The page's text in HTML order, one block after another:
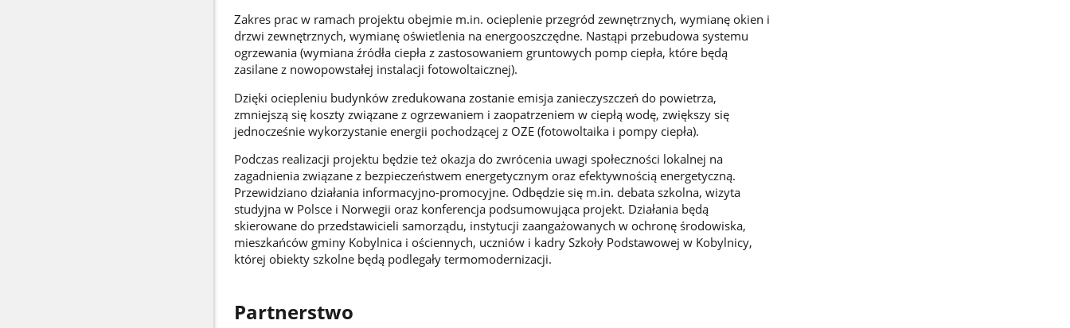
Zakres prac w ramach projektu obejmie m.in. ocieplenie przegród zewnętrznych, wymianę okien i
drzwi zewnętrznych, wymianę oświetlenia na energooszczędne. Nastąpi przebudowa systemu
ogrzewania (wymiana źródła ciepła z zastosowaniem gruntowych pomp ciepła, które będą
zasilane z nowopowstałej instalacji fotowoltaicznej).
Dzięki ociepleniu budynków zredukowana zostanie emisja zanieczyszczeń do powietrza,
zmniejszą się koszty związane z ogrzewaniem i zaopatrzeniem w ciepłą wodę, zwiększy się
jednocześnie wykorzystanie energii pochodzącej z OZE (fotowoltaika i pompy ciepła).
Podczas realizacji projektu będzie też okazja do zwrócenia uwagi społeczności lokalnej na
zagadnienia związane z bezpieczeństwem energetycznym oraz efektywnością energetyczną.
Przewidziano działania informacyjno-promocyjne. Odbędzie się m.in. debata szkolna, wizyta
studyjna w Polsce i Norwegii oraz konferencja podsumowująca projekt. Działania będą
skierowane do przedstawicieli samorządu, instytucji zaangażowanych w ochronę środowiska,
mieszkańców gminy Kobylnica i ościennych, uczniów i kadry Szkoły Podstawowej w Kobylnicy,
której obiekty szkolne będą podlegały termomodernizacji.
Partnerstwo